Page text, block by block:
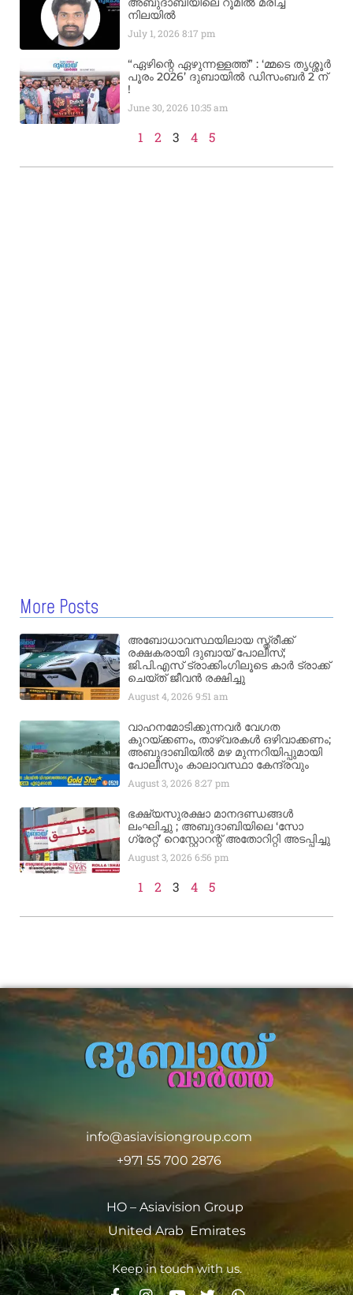
നിലയിൽ
July 1, 20268:17 pm
“ഏഴിന്റെ ഏഴുന്നള്ളത്ത്” : ‘മ്മടെ തൃശ്ശൂർ
പൂരം 2026’ ദുബായിൽ ഡിസംബർ 2 ന്
!
June 30, 2026 10:35 am
1 2 3 4 5
More Posts
അബോധാവസ്ഥയിലായ സ്ത്രീക്ക്
രക്ഷകരായി ദുബായ് പോലീസ്;
ജി.പി.എസ് ട്രാക്കിംഗിലൂടെ കാർ ട്രാക്ക്
ചെയ്ത് ജീവൻ രക്ഷിച്ചു
August 4, 20269:51 am
വാഹനമോടിക്കുന്നവർ വേഗത
കുറയ്ക്കണം, താഴ്‌വരകൾ ഒഴിവാക്കണം;
അബുദാബിയിൽ മഴ മുന്നറിയിപ്പുമായി
പോലീസും കാലാവസ്ഥാ കേന്ദ്രവും
August 3, 20268:27 pm
ഭക്ഷ്യസുരക്ഷാ മാനദണ്ഡങ്ങൾ
ലംഘിച്ചു ; അബുദാബിയിലെ ‘സോ
ഗ്രേറ്റ്’ റെസ്റ്റോറന്റ് അതോറിറ്റി അടപ്പിച്ചു
August 3, 20266:56 pm
1 2 3 4 5
info@asiavisiongroup.com
+971 55 700 2876
HO – Asiavision Group
United Arab Emirates
Keep in touch with us.